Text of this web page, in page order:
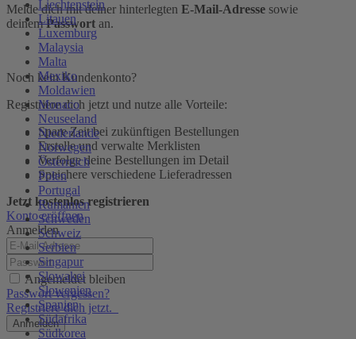
Liechtenstein
Litauen
Luxemburg
Malaysia
Malta
Mexiko
Moldawien
Monaco
Neuseeland
Niederlande
Norwegen
Österreich
Polen
Portugal
Rumänien
Schweden
Schweiz
Serbien
Singapur
Slowakei
Slowenien
Spanien
Südafrika
Südkorea
Melde dich mit deiner hinterlegten E-Mail-Adresse sowie
deinemPasswort an.
Noch kein Kundenkonto?
Registriere dich jetzt und nutze alle Vorteile:
Spare Zeit bei zukünftigen Bestellungen
Erstelle und verwalte Merklisten
Verfolge deine Bestellungen im Detail
Speichere verschiedene Lieferadressen
Jetzt kostenlos registrieren
Konto eröffnen
Anmelden
Angemeldet bleiben
Passwort vergessen?
Registriere dich jetzt.
Anmelden